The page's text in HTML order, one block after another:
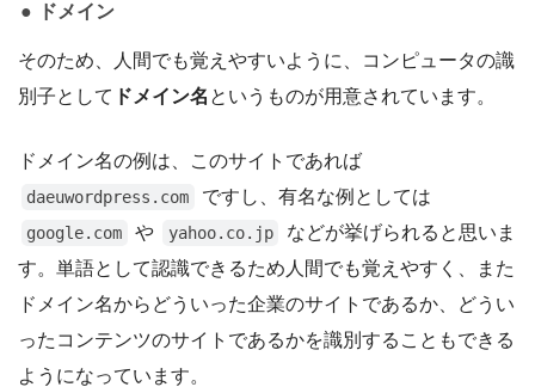
ドメイン
そのため、人間でも覚えやすいように、コンピュータの識
別子として ドメイン名 というものが用意されています。
ドメイン名の例は、このサイトであれば
daeuwordpress.com ですし、有名な例としては
google.com や yahoo.co.jp
などが挙げられると思いま
す。単語として認識できるため人間でも覚えやすく、また
ドメイン名からどういった企業のサイトであるか、どうい
ったコンテンツのサイトであるかを識別することもできる
ようになっています。